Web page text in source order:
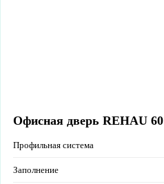
Офисная дверь REHAU 60
Профильная система
Заполнение